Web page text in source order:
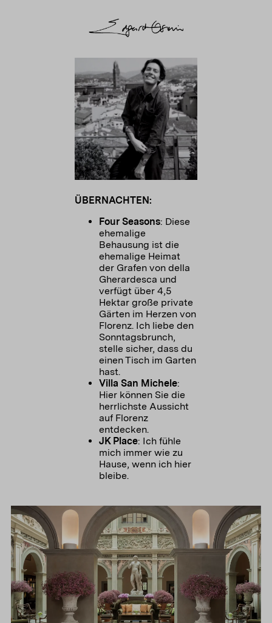
ÜBERNACHTEN:
Four Seasons: Diese
ehemalige
Behausung ist die
ehemalige Heimat
der Grafen von della
Gherardesca und
verfügt über 4,5
Hektar große private
Gärten im Herzen von
Florenz. Ich liebe den
Sonntagsbrunch,
stelle sicher, dass du
einen Tisch im Garten
hast.
Villa San Michele:
Hier können Sie die
herrlichste Aussicht
auf Florenz
entdecken.
JK Place: Ich fühle
mich immer wie zu
Hause, wenn ich hier
bleibe.